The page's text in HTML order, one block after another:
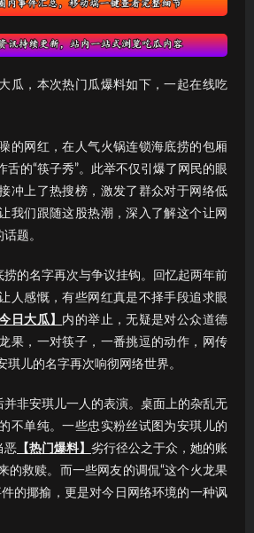
瓜，本次热门瓜爆料如下，一起在线吃
的网红，在人气火锅连锁海底捞的包厢
舌的“筷子秀”。此举不仅引爆了网民的眼
冲上了热搜榜，激发了群众对于网络低
我们跟随这股热潮，深入了解这个让网
题。
捞的名字再次与争议挂钩。回忆起两年前
人感慨，有些网红真是不择手段追求眼
今日大瓜】 内的举止，无疑是对公众道德
果，一对筷子，一番挑逗的动作，网传
琪儿的名字再次响彻网络世界。
并非安琪儿一人的表演。桌面上的杂乱无
不单纯。一些忠实粉丝试图为安琪儿的
恶 【热门爆料】 劣行径公之于众，她的账
的救赎。而一些网友的调侃“这个火龙果
的揶揄，更是对今日网络环境的一种讽